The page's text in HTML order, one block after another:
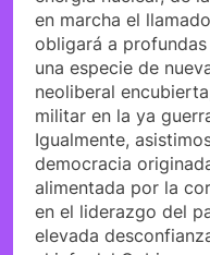
en marcha el
obligará a
una especie de
neoliberal
militar en la ya
Igualmente,
democracia
alimentada por la
en el liderazgo del
elevada